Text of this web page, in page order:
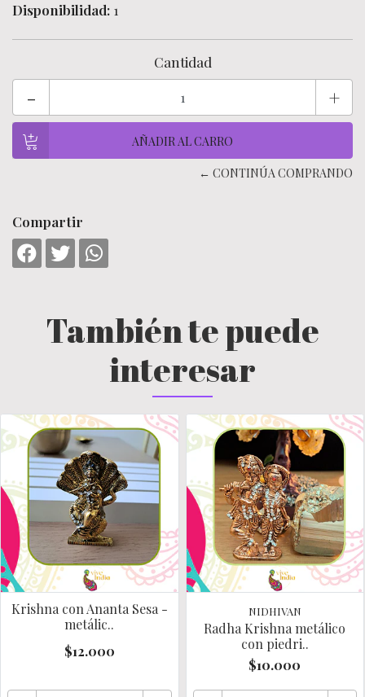
Disponibilidad: 1
Cantidad
- +
← CONTINÚA COMPRANDO
Compartir
También te puede
interesar
Krishna con Ananta Sesa -
metálic..
$12.000
NIDHIVAN
Radha Krishna metálico
con piedri..
$10.000